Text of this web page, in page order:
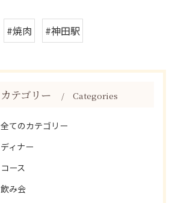
#焼肉 #神田駅
カテゴリー Categories
全てのカテゴリー
ディナー
コース
飲み会